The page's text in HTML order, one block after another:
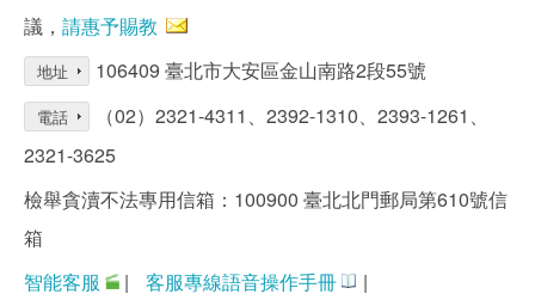
議， 請惠予賜教
地址 106409 臺北市大安區金山南路2段55號
電話
（02）2321-4311、2392-1310、2393-1261、
2321-3625
檢舉貪瀆不法專用信箱：100900 臺北北門郵局第610號信
箱
智能客服
| 客服專線語音操作手冊 |